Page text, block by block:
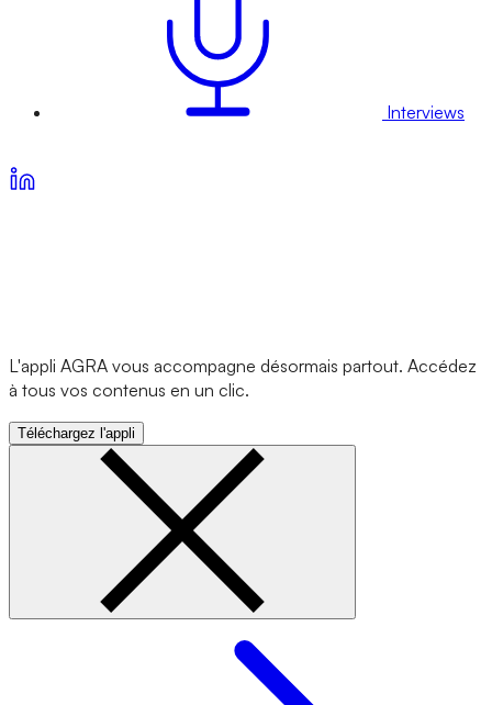
Interviews
L'appli AGRA vous accompagne désormais partout. Accédez
à tous vos contenus en un clic.
Téléchargez l'appli